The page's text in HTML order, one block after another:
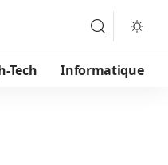
Tech Informatique